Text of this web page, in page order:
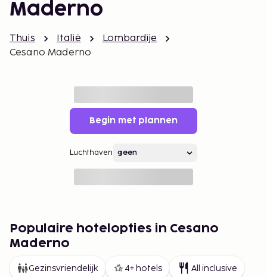
Maderno
Thuis Italië
Lombardije
Cesano Maderno
Begin met plannen
Luchthaven
Populaire hotelopties in Cesano
Maderno
Gezinsvriendelijk 4+ hotels All inclusive